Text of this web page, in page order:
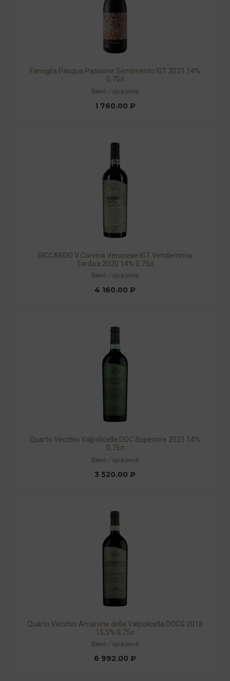
Famiglia Pasqua Passione Sentimento IGT 2021 14%
0,75л
Вино / красное
1 760.00 ₽
RICCARDO V Corvina Veronese IGT Vendemmia
Tardiva 2020 14% 0,75л
Вино / красное
4 160.00 ₽
Quarto Vecchio Valpolicella DOC Superiore 2021 14%
0,75л
Вино / красное
3 520.00 ₽
Quarto Vecchio Amarone della Valpolicella DOCG 2018
15,5% 0,75л
Вино / красное
6 992.00 ₽